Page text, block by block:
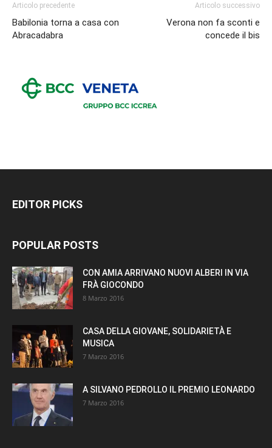
Articolo precedente
Babilonia torna a casa con
Abracadabra
Articolo successivo
Verona non fa sconti e
concede il bis
EDITOR PICKS
POPULAR POSTS
CON AMIA ARRIVANO NUOVI ALBERI IN VIA
FRÀ GIOCONDO
8 Marzo 2016
CASA DELLA GIOVANE, SOLIDARIETÀ E
MUSICA
7 Marzo 2016
A SILVANO PEDROLLO IL PREMIO LEONARDO
7 Marzo 2016